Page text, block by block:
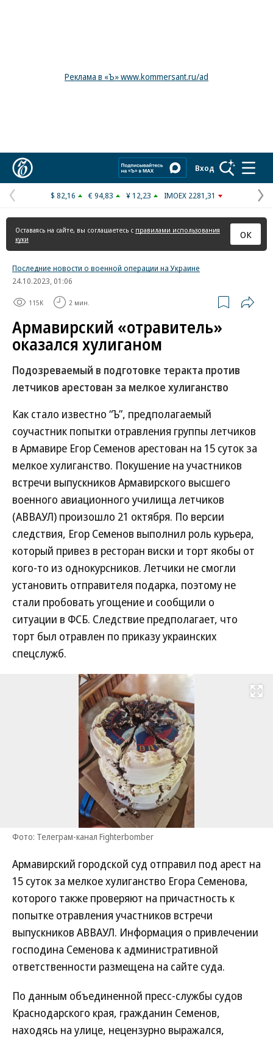
Реклама в «Ъ» www.kommersant.ru/ad
Вход
Предыдущая
страница
$ 82,16 € 94,83 ¥ 12,23 IMOEX 2281,31
Оставаясь на сайте, вы соглашаетесь с правилами использования
куки
ОК
Последние новости о военной операции на Украине
24.10.2023, 01:06
115K 2 мин.
Армавирский «отравитель»
оказался хулиганом
Подозреваемый в подготовке теракта против
летчиков арестован за мелкое хулиганство
Как стало известно “Ъ”, предполагаемый
соучастник попытки отравления группы летчиков
в Армавире Егор Семенов арестован на 15 суток за
мелкое хулиганство. Покушение на участников
встречи выпускников Армавирского высшего
военного авиационного училища летчиков
(АВВАУЛ) произошло 21 октября. По версии
следствия, Егор Семенов выполнил роль курьера,
который привез в ресторан виски и торт якобы от
кого-то из однокурсников. Летчики не смогли
установить отправителя подарка, поэтому не
стали пробовать угощение и сообщили о
ситуации в ФСБ. Следствие предполагает, что
торт был отравлен по приказу украинских
спецслужб.
Развернуть
Фото: Телеграм-канал Fighterbomber
Армавирский городской суд отправил под арест на
15 суток за мелкое хулиганство Егора Семенова,
которого также проверяют на причастность к
попытке отравления участников встречи
выпускников АВВАУЛ. Информация о привлечении
господина Семенова к административной
ответственности размещена на сайте суда.
По данным объединенной пресс-службы судов
Краснодарского края, гражданин Семенов,
находясь на улице, нецензурно выражался,